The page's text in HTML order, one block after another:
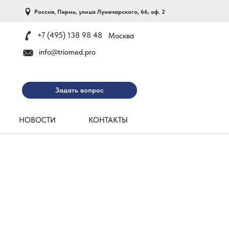
Россия, Пермь, улица Луначарского, 66, оф. 2
+7 (495) 138 98 48
info@triomed.pro
Москва
Задать вопрос
НОВОСТИ КОНТАКТЫ